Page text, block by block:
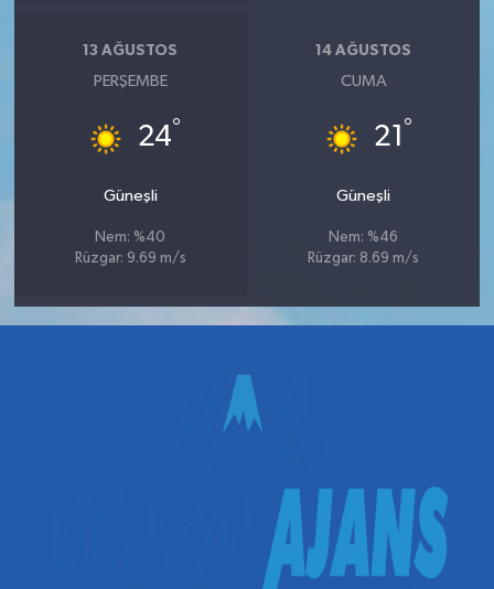
13 AĞUSTOS
PERŞEMBE
24°
Güneşli
Nem: %40
Rüzgar: 9.69 m/s
14 AĞUSTOS
CUMA
21 °
Güneşli
Nem: %46
Rüzgar: 8.69 m/s